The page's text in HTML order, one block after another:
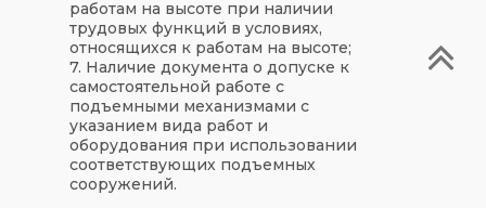
работам на высоте при наличии
трудовых функций в условиях,
относящихся к работам на высоте;
7. Наличие документа о допуске к
самостоятельной работе с
подъемными механизмами с
указанием вида работ и
оборудования при использовании
соответствующих подъемных
сооружений.